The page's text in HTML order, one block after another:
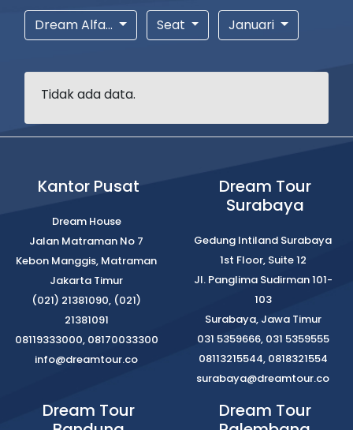
Dream Alfa... Seat Januari
Tidak ada data.
Kantor Pusat
Dream House
Jalan Matraman No 7
Kebon Manggis, Matraman
Jakarta Timur
(021) 21381090, (021)
21381091
08119333000, 08170033300
info@dreamtour.co
Dream Tour
Surabaya
Gedung Intiland Surabaya
1st Floor, Suite 12
Jl. Panglima Sudirman 101-
103
Surabaya, Jawa Timur
031 5359666, 031 5359555
08113215544, 0818321554
surabaya@dreamtour.co
Dream Tour
Dream Tour